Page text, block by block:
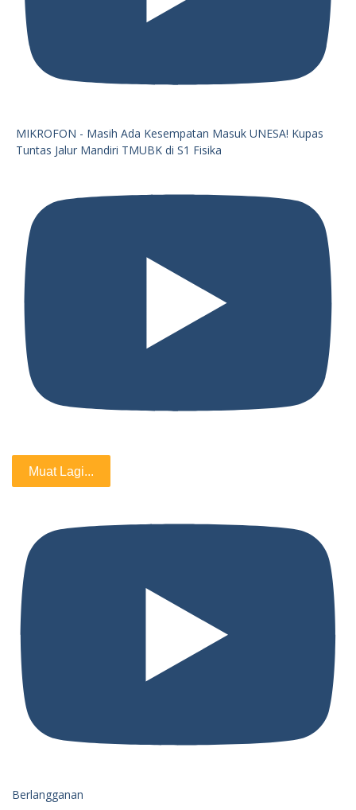
MIKROFON - Masih Ada Kesempatan Masuk UNESA! Kupas
Tuntas Jalur Mandiri TMUBK di S1 Fisika
Muat Lagi...
Berlangganan